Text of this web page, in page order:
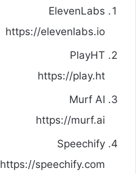
ElevenLabs
https://elevenlabs.io
PlayHT
https://play.ht
Murf AI
https://murf.ai
Speechify
https://speechify.com